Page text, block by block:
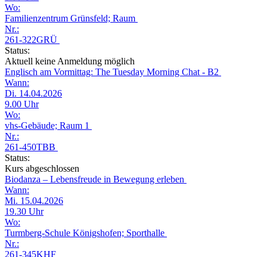
Wo:
Familienzentrum Grünsfeld; Raum
Nr.:
261-322GRÜ
Status:
Aktuell keine Anmeldung möglich
Englisch am Vormittag: The Tuesday Morning Chat - B2
Wann:
Di. 14.04.2026
9.00 Uhr
Wo:
vhs-Gebäude; Raum 1
Nr.:
261-450TBB
Status:
Kurs abgeschlossen
Biodanza – Lebensfreude in Bewegung erleben
Wann:
Mi. 15.04.2026
19.30 Uhr
Wo:
Turmberg-Schule Königshofen; Sporthalle
Nr.:
261-345KHF